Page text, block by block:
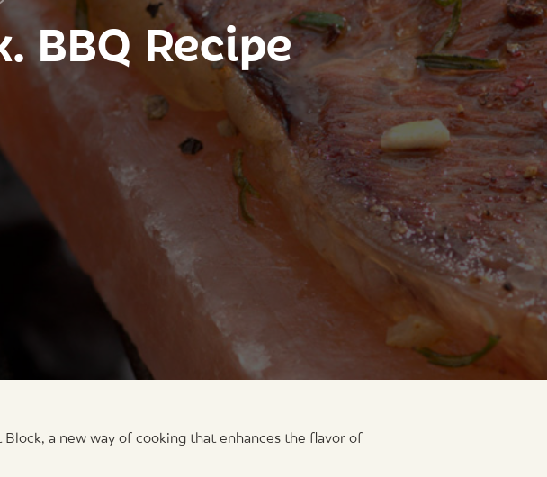
BBQ Recipe
a new way of cooking that enhances the flavor of